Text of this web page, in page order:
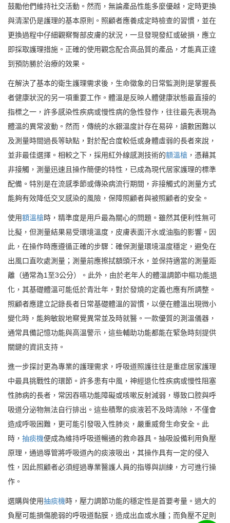
鼓勵他們維持社交活動。然而，無論產品性能多麼優越，定時更換
與清潔仍是護理的基本原則。照顧者應養成定時檢查的習慣，並在
更換過程中仔細觀察臀部皮膚的狀況，一旦發現發紅或破損，應立
即採取護理措施。正確的使用觀念配合高品質的產品，才能真正達
到預防勝於治療的效果。
在解決了基本的衛生護理需求後，生命徵象的日常監測則是掌握長
者健康狀況的另一項重要工作。體溫是反映人體健康狀態最直接的
指標之一，許多感染性疾病或慢性病的急性發作，往往最先表現為
體溫的異常波動。然而，傳統的水銀溫度計存在易碎，讀數困難以
及測量時間過長等缺點，對於配合度較低或身體虛弱的長者來說，
並非最佳選擇。相較之下，採用紅外線感測技術的額溫槍 ，憑藉其
非接觸，測量迅速且操作簡便的特性，已成為現代居家護理的標準
配備。特別是在流感季節或傳染病流行期間，非接觸式的測量方式
能夠有效降低交叉感染的風險，保障照顧者與被照顧者的安全。
使用額溫槍時，精準度是用戶最為關心的問題。雖然其便利性無可
比擬，但測量結果易受環境溫度，皮膚表面汗水或油脂的影響。因
此，在操作時應遵循正確的步驟：確保測量環境溫度穩定，避免在
出風口直吹處測量；測量前應擦拭額頭汗水，並保持適當的測量距
離（通常為1至3公分）。此外，由於老年人的體溫調節中樞功能退
化，其基礎體溫可能低於青壯年，對於發燒的定義也應有所調整。
照顧者應建立記錄長者日常基礎體溫的習慣，以便在體溫出現微小
變化時，能夠敏銳地察覺異常並及時就醫。一款優質的測溫儀器，
通常具備記憶功能與高溫警示，這些輔助功能都能在緊急時刻提供
關鍵的資訊支持。
進一步探討更為專業的護理需求，呼吸道照護往往是重症居家護理
中最具挑戰性的環節。許多患有中風，神經退化性疾病或慢性阻塞
性肺病的長者，常因吞嚥功能障礙或咳嗽反射減弱，導致口腔與呼
吸道分泌物無法自行排出。這些積聚的痰液若不及時清除，不僅會
造成呼吸困難，更可能引發吸入性肺炎，嚴重威脅生命安全。此
時， 抽痰機便成為維持呼吸道暢通的救命器具。抽吸設備利用負壓
原理，通過導管將呼吸道內的痰液吸出，其操作具有一定的侵入
性，因此照顧者必須經過專業醫護人員的指導與訓練，方可進行操
作。
選購與使用抽痰機時，壓力調節功能的穩定性是首要考量。過大的
負壓可能損傷脆弱的呼吸道黏膜，造成出血或水腫；而負壓不足則